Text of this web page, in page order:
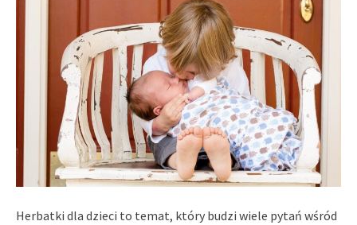
Herbatki dla dzieci to temat, który budzi wiele pytań wśród